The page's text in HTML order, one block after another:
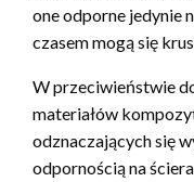
one odporne jedynie
czasem mogą się
W przeciwieństwie
materiałów
odznaczających się
odpornością na